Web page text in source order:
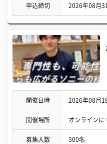
申込締切 2026年08月
開催日時 2026年08月
開催場所 オンラインに
募集人数 300名